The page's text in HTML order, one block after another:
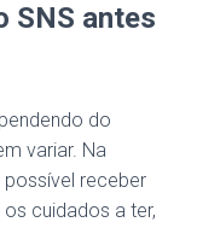
SNS antes
do
variar. Na
possível receber
cuidados a ter,